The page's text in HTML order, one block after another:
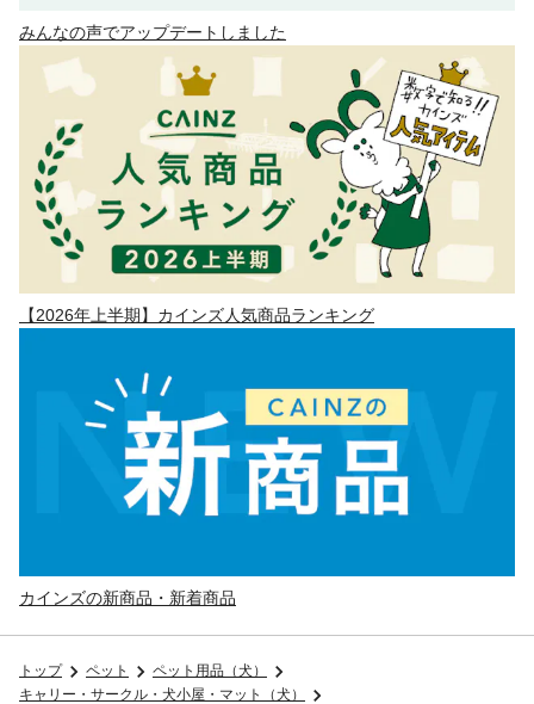
みんなの声でアップデートしました
【2026年上半期】カインズ人気商品ランキング
カインズの新商品・新着商品
トップ ペット
ペット用品（犬）
キャリー・サークル・犬小屋・マット（犬）